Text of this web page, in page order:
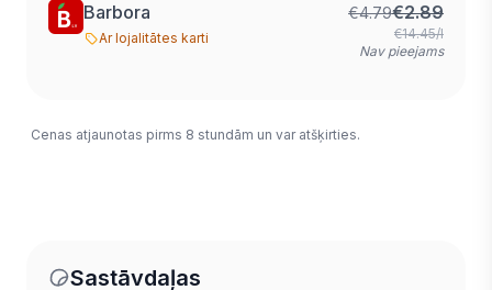
Barbora
Ar lojalitātes karti
€4.79€2.89
€14.45/l
Nav pieejams
Cenas atjaunotas pirms 8 stundām un var atšķirties.
Sastāvdaļas